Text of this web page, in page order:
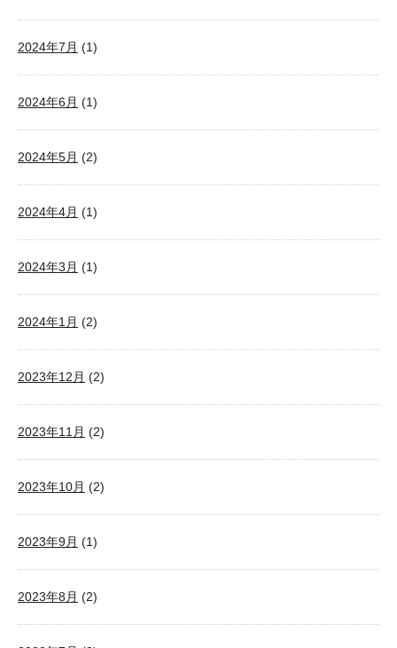
2024年7月 (1)
2024年6月 (1)
2024年5月 (2)
2024年4月 (1)
2024年3月 (1)
2024年1月 (2)
2023年12月 (2)
2023年11月 (2)
2023年10月 (2)
2023年9月 (1)
2023年8月 (2)